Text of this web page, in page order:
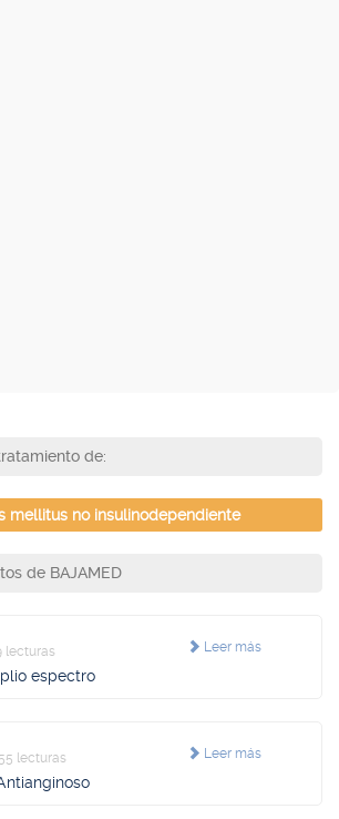
de:
mellitus no insulinodependiente
de BAJAMED
Leer más
lecturas
espectro
Leer más
lecturas